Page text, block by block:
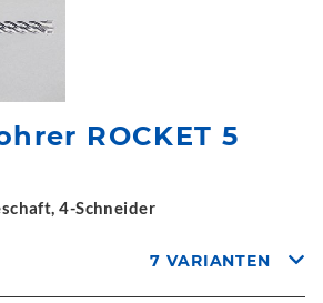
ROCKET 5
4-Schneider
7 VARIANTEN